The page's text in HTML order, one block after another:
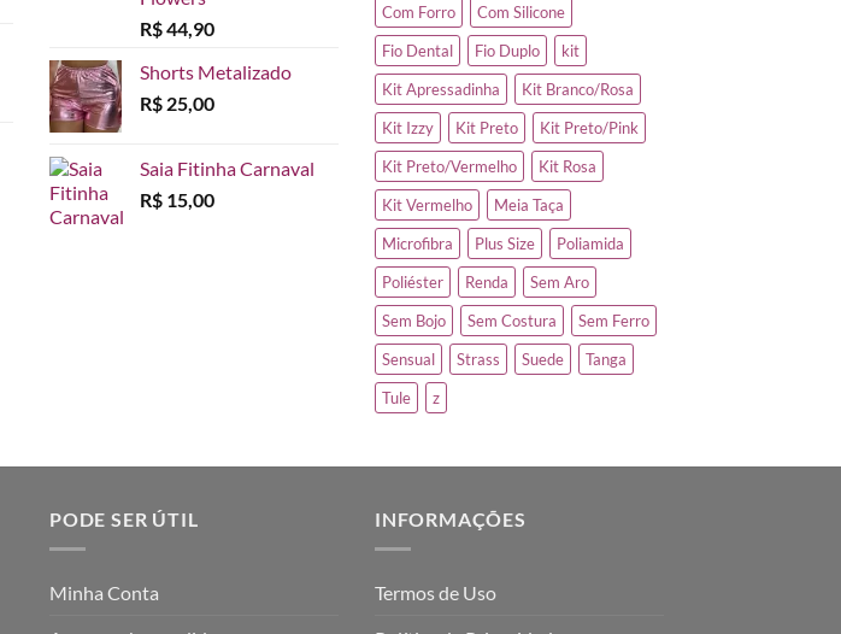
R$44,90
Shorts Metalizado
R$ 25,00
Saia Fitinha Carnaval
R$ 15,00
Com Forro
Com Silicone
Fio Dental
Fio Duplo
kit
Kit Apressadinha
Kit Branco/Rosa
Kit Izzy
Kit Preto
Kit Preto/Pink
Kit Preto/Vermelho
Kit Rosa
Kit Vermelho
Meia Taça
Microfibra
Plus Size
Poliamida
Poliéster
Renda
Sem Aro
Sem Bojo
Sem Costura
Sem Ferro
Sensual
Strass Suede
Tanga
Tule
z
PODE SER ÚTIL
Minha Conta
INFORMAÇÕES
Termos de Uso